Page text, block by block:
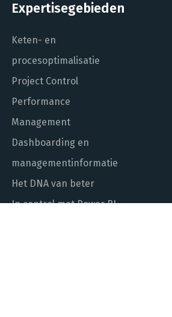
Expertisegebieden
Keten- en
procesoptimalisatie
Project Control
Performance
Management
Dashboarding en
managementinformatie
Het DNA van beter
In control met Power BI